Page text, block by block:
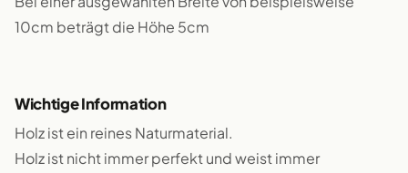
10cm beträgt die Höhe 5cm
Wichtige Information
Holz ist ein reines Naturmaterial.
Holz ist nicht immer perfekt und weist immer